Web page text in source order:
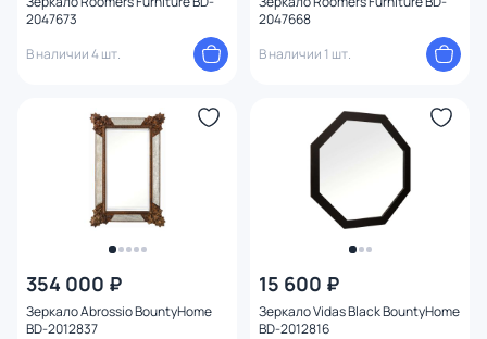
2047673
В наличии 4 шт.
2047668
В наличии 1 шт.
354 000 ₽
Зеркало Abrossio BountyHome
BD-2012837
15 600 ₽
Зеркало Vidas Black BountyHome
BD-2012816